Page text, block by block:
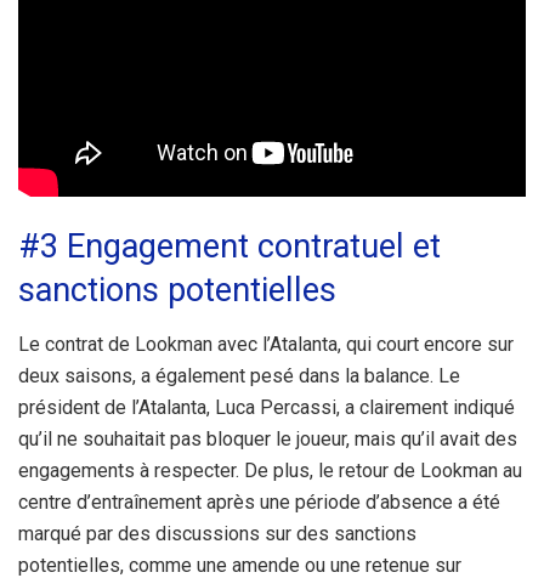
#3 Engagement contratuel et
sanctions potentielles
Le contrat de Lookman avec l’Atalanta, qui court encore sur
deux saisons, a également pesé dans la balance. Le
président de l’Atalanta, Luca Percassi, a clairement indiqué
qu’il ne souhaitait pas bloquer le joueur, mais qu’il avait des
engagements à respecter. De plus, le retour de Lookman au
centre d’entraînement après une période d’absence a été
marqué par des discussions sur des sanctions
potentielles, comme une amende ou une retenue sur